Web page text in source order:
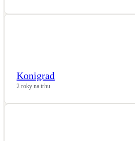
Konigrad
2 roky na trhu